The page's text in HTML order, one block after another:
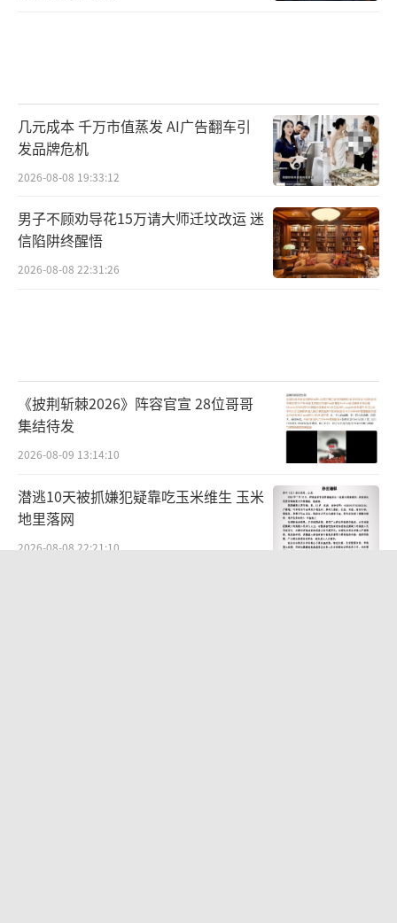
几元成本 千万市值蒸发 AI广告翻车引
发品牌危机
2026-08-08 19:33:12
男子不顾劝导花15万请大师迁坟改运 迷
信陷阱终醒悟
2026-08-08 22:31:26
《披荆斩棘2026》阵容官宣 28位哥哥
集结待发
2026-08-09 13:14:10
潜逃10天被抓嫌犯疑靠吃玉米维生 玉米
地里落网
2026-08-08 22:21:10